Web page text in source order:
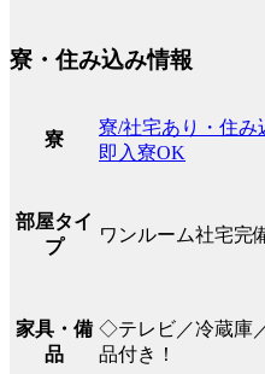
寮・住み込み情報
寮
寮/社宅あり・住み
即入寮OK
部屋タイ
プ
ワンルーム社宅完
家具・備
品
◇テレビ／冷蔵庫
品付き！